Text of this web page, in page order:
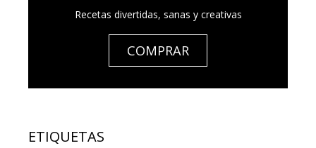
Recetas divertidas, sanas y creativas
COMPRAR
ETIQUETAS